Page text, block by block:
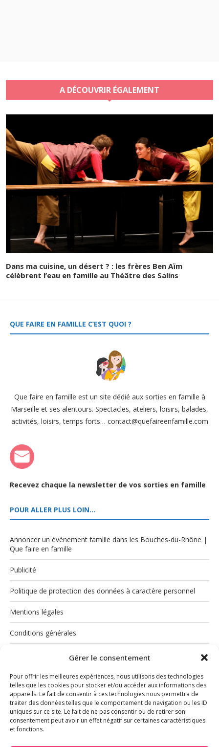
Gérer le consentement
Pour offrir les meilleures expériences, nous utilisons des technologies
telles que les cookies pour stocker et/ou accéder aux informations des
appareils. Le fait de consentir à ces technologies nous permettra de
traiter des données telles que le comportement de navigation ou les ID
uniques sur ce site. Le fait de ne pas consentir ou de retirer son
consentement peut avoir un effet négatif sur certaines caractéristiques
et fonctions.
A DÉCOUVRIR ÉGALEMENT
Dans ma cuisine, un désert ? : les frères Ben Aïm
célèbrent l’eau en famille au Théâtre des Salins
QUE FAIRE EN FAMILLE C’EST QUOI ?
Que faire en famille est un site dédié aux sorties en famille à
Marseille et ses alentours. Spectacles, ateliers, loisirs, balades,
activités, loisirs, temps forts… contact@quefaireenfamille.com
Recevez chaque la newsletter de vos sorties en famille
POUR ALLER PLUS LOIN…
Annoncer un événement famille dans les Bouches-du-Rhône |
Que faire en famille
Publicité
Politique de protection des données à caractère personnel
Mentions légales
Conditions générales
Politique de cookies (UE)